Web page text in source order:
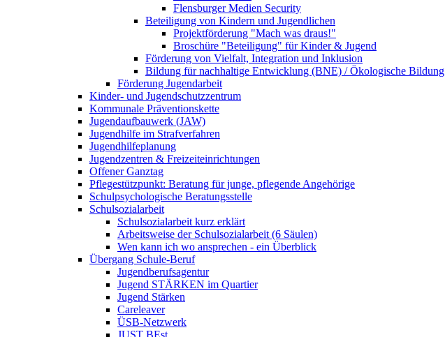
Flensburger Medien Security
Beteiligung von Kindern und Jugendlichen
Projektförderung "Mach was draus!"
Broschüre "Beteiligung" für Kinder & Jugend
Förderung von Vielfalt, Integration und Inklusion
Bildung für nachhaltige Entwicklung (BNE) / Ökologische Bildung
Förderung Jugendarbeit
Kinder- und Jugendschutzzentrum
Kommunale Präventionskette
Jugendaufbauwerk (JAW)
Jugendhilfe im Strafverfahren
Jugendhilfeplanung
Jugendzentren & Freizeiteinrichtungen
Offener Ganztag
Pflegestützpunkt: Beratung für junge, pflegende Angehörige
Schulpsychologische Beratungsstelle
Schulsozialarbeit
Schulsozialarbeit kurz erklärt
Arbeitsweise der Schulsozialarbeit (6 Säulen)
Wen kann ich wo ansprechen - ein Überblick
Übergang Schule-Beruf
Jugendberufsagentur
Jugend STÄRKEN im Quartier
Jugend Stärken
Careleaver
ÜSB-Netzwerk
JUST BEst